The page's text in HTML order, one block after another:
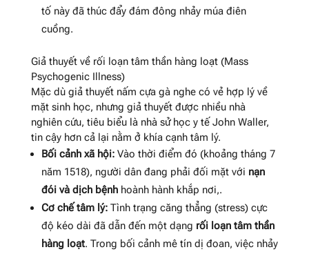
tố này đã thúc đẩy đám đông nhảy múa điên
cuồng.
Giả thuyết về rối loạn tâm thần hàng loạt (Mass
Psychogenic Illness)
Mặc dù giả thuyết nấm cựa gà nghe có vẻ hợp lý về
mặt sinh học, nhưng giả thuyết được nhiều nhà
nghiên cứu, tiêu biểu là nhà sử học y tế John Waller,
tin cậy hơn cả lại nằm ở khía cạnh tâm lý.
Bối cảnh xã hội:Vào thời điểm đó (khoảng tháng 7
năm 1518), người dân đang phải đối mặt với nạn
đói và dịch bệnhhoành hành khắp nơi,.
Cơ chế tâm lý:Tình trạng căng thẳng (stress) cực
độ kéo dài đã dẫn đến một dạng rối loạn tâm thần
hàng loạt. Trong bối cảnh mê tín dị đoan, việc nhảy